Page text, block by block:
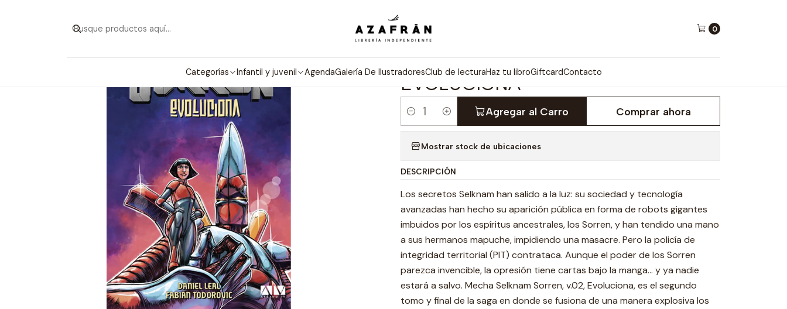
0
Categorías Infantil y juvenil AgendaGalería De IlustradoresClub de lecturaHaz tu libroGiftcardContacto
Mecha Selknam Sorren 02 - Evoluciona
MECHA SELKNAM SORREN 02 -
EVOLUCIONA
Cantidad
Agregar al Carro Comprar ahora
Mostrar stock de ubicaciones
DESCRIPCIÓN
Los secretos Selknam han salido a la luz: su sociedad y tecnología
avanzadas han hecho su aparición pública en forma de robots gigantes
imbuidos por los espíritus ancestrales, los Sorren, y han tendido una mano
a sus hermanos mapuche, impidiendo una masacre. Pero la policía de
integridad territorial (PIT) contrataca. Aunque el poder de los Sorren
parezca invencible, la opresión tiene cartas bajo la manga… y ya nadie
estará a salvo. Mecha Selknam Sorren, v.02, Evoluciona, es el segundo
tomo y final de la saga en donde se fusiona de una manera explosiva los